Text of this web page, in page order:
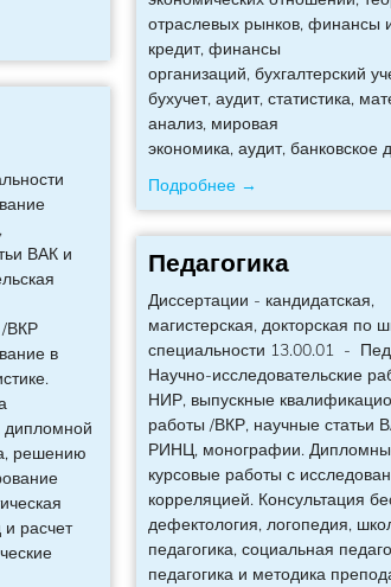
отраслевых рынков, финансы
кредит, финансы
организаций, бухгалтерский
бухучет, аудит, статистика,
анализ, мировая
экономика, аудит, банковское
Подробнее →
ВАК и
/ВКР
в
дипломной
решению
расчет
Педагогика
Диссертации - кандидатская,
магистерская, докторская по
специальности 13.00.01 -
Научно-исследовательские
НИР, выпускные
работы /ВКР, научные статьи
РИНЦ, монографии.
курсовые работы с
корреляцией. Консультация
дефектология, логопедия,
педагогика, социальная
педагогика и методика